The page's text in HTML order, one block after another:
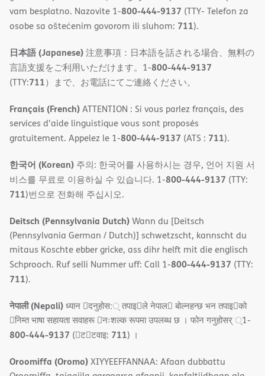
vam besplatno. Nazovite 1-800-444-9137 (TTY- Telefon za
osobe sa oštećenim govorom ili sluhom: 711).
日本語 (Japanese)注意事項：日本語を話される場合、無料の
言語支援をご利用いただけます。1-800-444-9137
(TTY:711）まで、お電話にてご連絡ください。
Français (French)ATTENTION : Si vous parlez français, des
services d'aide linguistique vous sont proposés
gratuitement. Appelez le 1-800-444-9137 (ATS : 711).
한국어 (Korean) 주의: 한국어를 사용하시는 경우, 언어 지원 서
비스를 무료로 이용하실 수 있습니다. 1-800-444-9137 (TTY:
711)번으로 전화해 주십시오.
Deitsch (Pennsylvania Dutch)Wann du [Deitsch
(Pennsylvania German / Dutch)] schwetzscht, kannscht du
mitaus Koschte ebber gricke, ass dihr helft mit die englisch
Schprooch. Ruf selli Nummer uff: Call 1-800-444-9137 (TTY:
711).
नेपाली (Nepali)ध्यान 􀇑दनुहोस:् तपाइ􀉍ले नेपाल􀈣 बोल्नहन्छ भन तपाइ􀉍को
􀇓निम्त भाषा सहायता सवाहरू 􀇓नःशल्क रूपमा उपलब्ध छ । फोन गनुहोसर् ्1-
800-444-9137 (􀇑ट􀇑टवाइ: 711) ।
Oroomiffa (Oromo)XIYYEEFFANNAA: Afaan dubbattu